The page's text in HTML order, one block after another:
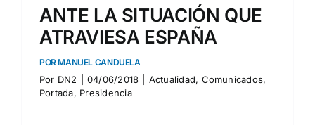
ANTE LA SITUACIÓN QUE
ATRAVIESA ESPAÑA
POR MANUEL CANDUELA
Por DN2 04/06/2018 Actualidad, Comunicados,
Portada, Presidencia